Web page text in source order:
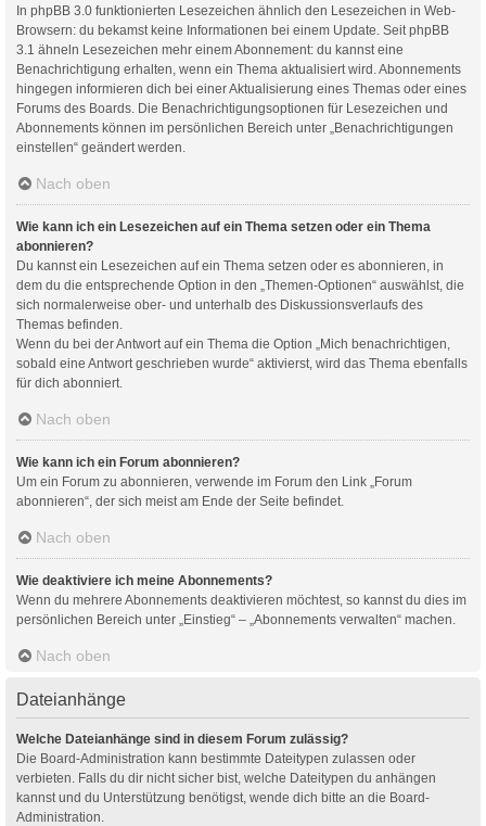
In phpBB 3.0 funktionierten Lesezeichen ähnlich den Lesezeichen in Web-
Browsern: du bekamst keine Informationen bei einem Update. Seit phpBB
3.1 ähneln Lesezeichen mehr einem Abonnement: du kannst eine
Benachrichtigung erhalten, wenn ein Thema aktualisiert wird. Abonnements
hingegen informieren dich bei einer Aktualisierung eines Themas oder eines
Forums des Boards. Die Benachrichtigungsoptionen für Lesezeichen und
Abonnements können im persönlichen Bereich unter „Benachrichtigungen
einstellen“ geändert werden.
Nach oben
Wie kann ich ein Lesezeichen auf ein Thema setzen oder ein Thema
abonnieren?
Du kannst ein Lesezeichen auf ein Thema setzen oder es abonnieren, in
dem du die entsprechende Option in den „Themen-Optionen“ auswählst, die
sich normalerweise ober- und unterhalb des Diskussionsverlaufs des
Themas befinden.
Wenn du bei der Antwort auf ein Thema die Option „Mich benachrichtigen,
sobald eine Antwort geschrieben wurde“ aktivierst, wird das Thema ebenfalls
für dich abonniert.
Nach oben
Wie kann ich ein Forum abonnieren?
Um ein Forum zu abonnieren, verwende im Forum den Link „Forum
abonnieren“, der sich meist am Ende der Seite befindet.
Nach oben
Wie deaktiviere ich meine Abonnements?
Wenn du mehrere Abonnements deaktivieren möchtest, so kannst du dies im
persönlichen Bereich unter „Einstieg“ – „Abonnements verwalten“ machen.
Nach oben
Dateianhänge
Welche Dateianhänge sind in diesem Forum zulässig?
Die Board-Administration kann bestimmte Dateitypen zulassen oder
verbieten. Falls du dir nicht sicher bist, welche Dateitypen du anhängen
kannst und du Unterstützung benötigst, wende dich bitte an die Board-
Administration.